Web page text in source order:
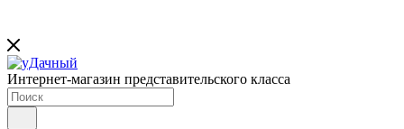
Интернет-магазин представительского класса